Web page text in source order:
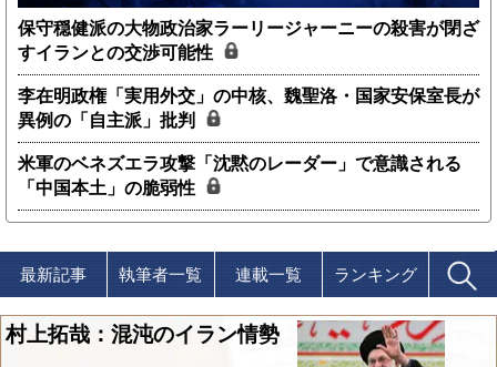
保守穏健派の大物政治家ラーリージャーニーの殺害が閉ざ
すイランとの交渉可能性
李在明政権「実用外交」の中核、魏聖洛・国家安保室長が
異例の「自主派」批判
米軍のベネズエラ攻撃「沈黙のレーダー」で意識される
「中国本土」の脆弱性
最新記事 執筆者一覧 連載一覧 ランキング
村上拓哉：混沌のイラン情勢